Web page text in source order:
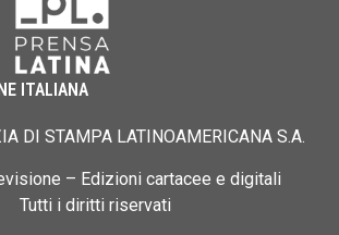
ITALIANA
DI STAMPA LATINOAMERICANA S.A.
– Edizioni cartacee e digitali
Tutti i diritti riservati